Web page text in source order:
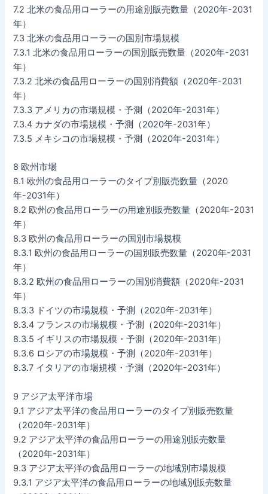
7.2 北米の食品用ローラーの用途別販売数量（2020年-2031
年）
7.3 北米の食品用ローラーの国別市場規模
7.3.1 北米の食品用ローラーの国別販売数量（2020年-2031
年）
7.3.2 北米の食品用ローラーの国別消費額（2020年-2031
年）
7.3.3 アメリカの市場規模・予測（2020年-2031年）
7.3.4 カナダの市場規模・予測（2020年-2031年）
7.3.5 メキシコの市場規模・予測（2020年-2031年）
8 欧州市場
8.1 欧州の食品用ローラーのタイプ別販売数量（2020
年-2031年）
8.2 欧州の食品用ローラーの用途別販売数量（2020年-2031
年）
8.3 欧州の食品用ローラーの国別市場規模
8.3.1 欧州の食品用ローラーの国別販売数量（2020年-2031
年）
8.3.2 欧州の食品用ローラーの国別消費額（2020年-2031
年）
8.3.3 ドイツの市場規模・予測（2020年-2031年）
8.3.4 フランスの市場規模・予測（2020年-2031年）
8.3.5 イギリスの市場規模・予測（2020年-2031年）
8.3.6 ロシアの市場規模・予測（2020年-2031年）
8.3.7 イタリアの市場規模・予測（2020年-2031年）
9 アジア太平洋市場
9.1 アジア太平洋の食品用ローラーのタイプ別販売数量
（2020年-2031年）
9.2 アジア太平洋の食品用ローラーの用途別販売数量
（2020年-2031年）
9.3 アジア太平洋の食品用ローラーの地域別市場規模
9.3.1 アジア太平洋の食品用ローラーの地域別販売数量